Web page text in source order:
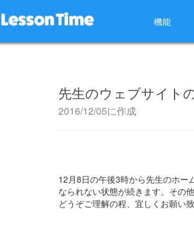
機能
先生のウェブサイト
2016/12/05に作成
12月8日の午後3時から先生のホー
なられない状態が続きます。その
どうぞご理解の程、宜しくお願い致